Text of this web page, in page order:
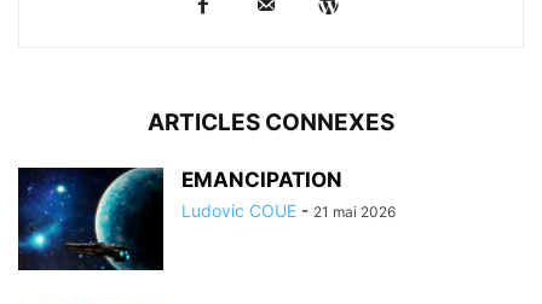
ARTICLES CONNEXES
EMANCIPATION
Ludovic COUE - 21 mai 2026